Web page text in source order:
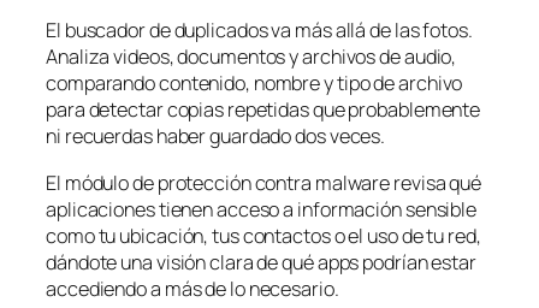
El buscador de duplicados va más allá de las fotos.
Analiza videos, documentos y archivos de audio,
comparando contenido, nombre y tipo de archivo
para detectar copias repetidas que probablemente
ni recuerdas haber guardado dos veces.
El módulo de protección contra malware revisa qué
aplicaciones tienen acceso a información sensible
como tu ubicación, tus contactos o el uso de tu red,
dándote una visión clara de qué apps podrían estar
accediendo a más de lo necesario.